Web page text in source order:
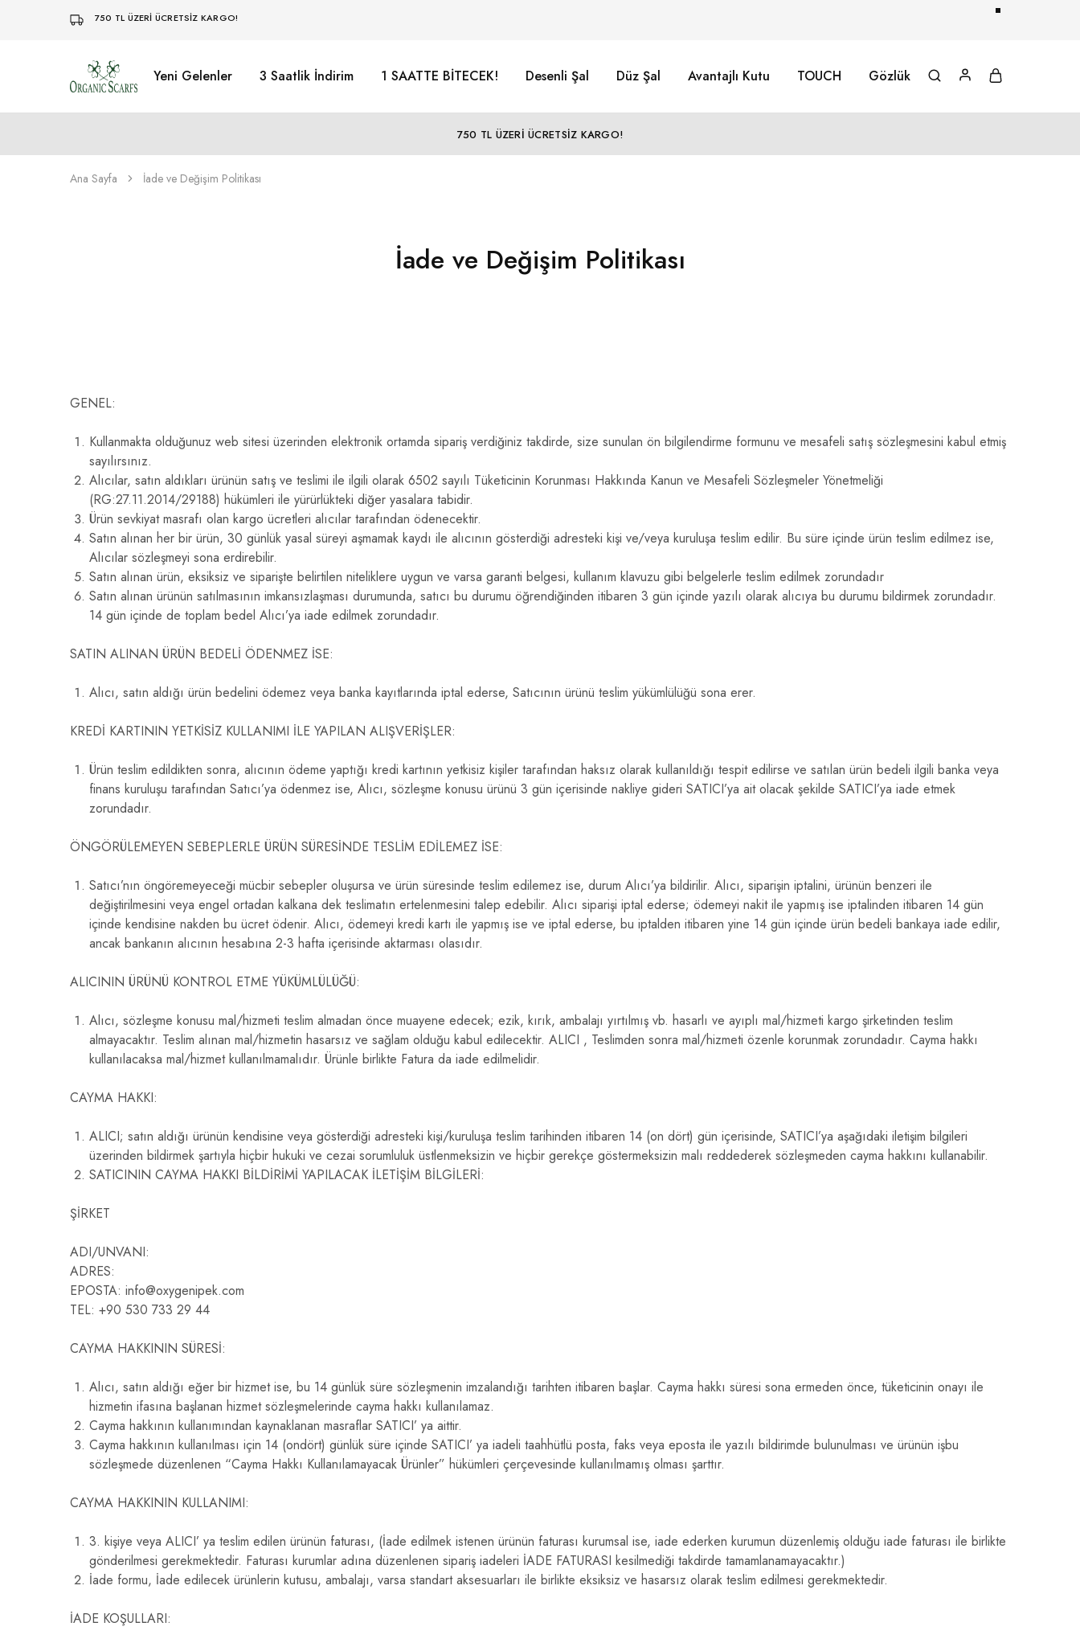
750 TL ÜZERİ ÜCRETSİZ KARGO!
Organikscarf Yeni Gelenler 3 Saatlik İndirim 1 SAATTE BİTECEK! Desenli Şal Düz Şal Avantajlı Kutu TOUCH Gözlük
750 TL ÜZERİ ÜCRETSİZ KARGO!
Ana Sayfa İade ve Değişim Politikası
İade ve Değişim Politikası
GENEL:
Kullanmakta olduğunuz web sitesi üzerinden elektronik ortamda sipariş verdiğiniz takdirde, size sunulan ön bilgilendirme formunu ve mesafeli satış sözleşmesini kabul etmiş
sayılırsınız.
Alıcılar, satın aldıkları ürünün satış ve teslimi ile ilgili olarak 6502 sayılı Tüketicinin Korunması Hakkında Kanun ve Mesafeli Sözleşmeler Yönetmeliği
(RG:27.11.2014/29188) hükümleri ile yürürlükteki diğer yasalara tabidir.
Ürün sevkiyat masrafı olan kargo ücretleri alıcılar tarafından ödenecektir.
Satın alınan her bir ürün, 30 günlük yasal süreyi aşmamak kaydı ile alıcının gösterdiği adresteki kişi ve/veya kuruluşa teslim edilir. Bu süre içinde ürün teslim edilmez ise,
Alıcılar sözleşmeyi sona erdirebilir.
Satın alınan ürün, eksiksiz ve siparişte belirtilen niteliklere uygun ve varsa garanti belgesi, kullanım klavuzu gibi belgelerle teslim edilmek zorundadır
Satın alınan ürünün satılmasının imkansızlaşması durumunda, satıcı bu durumu öğrendiğinden itibaren 3 gün içinde yazılı olarak alıcıya bu durumu bildirmek zorundadır.
14 gün içinde de toplam bedel Alıcı’ya iade edilmek zorundadır.
SATIN ALINAN ÜRÜN BEDELİ ÖDENMEZ İSE:
Alıcı, satın aldığı ürün bedelini ödemez veya banka kayıtlarında iptal ederse, Satıcının ürünü teslim yükümlülüğü sona erer.
KREDİ KARTININ YETKİSİZ KULLANIMI İLE YAPILAN ALIŞVERİŞLER:
Ürün teslim edildikten sonra, alıcının ödeme yaptığı kredi kartının yetkisiz kişiler tarafından haksız olarak kullanıldığı tespit edilirse ve satılan ürün bedeli ilgili banka veya
finans kuruluşu tarafından Satıcı’ya ödenmez ise, Alıcı, sözleşme konusu ürünü 3 gün içerisinde nakliye gideri SATICI’ya ait olacak şekilde SATICI’ya iade etmek
zorundadır.
ÖNGÖRÜLEMEYEN SEBEPLERLE ÜRÜN SÜRESİNDE TESLİM EDİLEMEZ İSE:
Satıcı’nın öngöremeyeceği mücbir sebepler oluşursa ve ürün süresinde teslim edilemez ise, durum Alıcı’ya bildirilir. Alıcı, siparişin iptalini, ürünün benzeri ile
değiştirilmesini veya engel ortadan kalkana dek teslimatın ertelenmesini talep edebilir. Alıcı siparişi iptal ederse; ödemeyi nakit ile yapmış ise iptalinden itibaren 14 gün
içinde kendisine nakden bu ücret ödenir. Alıcı, ödemeyi kredi kartı ile yapmış ise ve iptal ederse, bu iptalden itibaren yine 14 gün içinde ürün bedeli bankaya iade edilir,
ancak bankanın alıcının hesabına 2-3 hafta içerisinde aktarması olasıdır.
ALICININ ÜRÜNÜ KONTROL ETME YÜKÜMLÜLÜĞÜ:
Alıcı, sözleşme konusu mal/hizmeti teslim almadan önce muayene edecek; ezik, kırık, ambalajı yırtılmış vb. hasarlı ve ayıplı mal/hizmeti kargo şirketinden teslim
almayacaktır. Teslim alınan mal/hizmetin hasarsız ve sağlam olduğu kabul edilecektir. ALICI , Teslimden sonra mal/hizmeti özenle korunmak zorundadır. Cayma hakkı
kullanılacaksa mal/hizmet kullanılmamalıdır. Ürünle birlikte Fatura da iade edilmelidir.
CAYMA HAKKI:
ALICI; satın aldığı ürünün kendisine veya gösterdiği adresteki kişi/kuruluşa teslim tarihinden itibaren 14 (on dört) gün içerisinde, SATICI’ya aşağıdaki iletişim bilgileri
üzerinden bildirmek şartıyla hiçbir hukuki ve cezai sorumluluk üstlenmeksizin ve hiçbir gerekçe göstermeksizin malı reddederek sözleşmeden cayma hakkını kullanabilir.
SATICININ CAYMA HAKKI BİLDİRİMİ YAPILACAK İLETİŞİM BİLGİLERİ:
ŞİRKET
ADI/UNVANI:
ADRES:
EPOSTA: info@oxygenipek.com
TEL: +90 530 733 29 44
CAYMA HAKKININ SÜRESİ:
Alıcı, satın aldığı eğer bir hizmet ise, bu 14 günlük süre sözleşmenin imzalandığı tarihten itibaren başlar. Cayma hakkı süresi sona ermeden önce, tüketicinin onayı ile
hizmetin ifasına başlanan hizmet sözleşmelerinde cayma hakkı kullanılamaz.
Cayma hakkının kullanımından kaynaklanan masraflar SATICI’ ya aittir.
Cayma hakkının kullanılması için 14 (ondört) günlük süre içinde SATICI’ ya iadeli taahhütlü posta, faks veya eposta ile yazılı bildirimde bulunulması ve ürünün işbu
sözleşmede düzenlenen “Cayma Hakkı Kullanılamayacak Ürünler” hükümleri çerçevesinde kullanılmamış olması şarttır.
CAYMA HAKKININ KULLANIMI:
3. kişiye veya ALICI’ ya teslim edilen ürünün faturası, (İade edilmek istenen ürünün faturası kurumsal ise, iade ederken kurumun düzenlemiş olduğu iade faturası ile birlikte
gönderilmesi gerekmektedir. Faturası kurumlar adına düzenlenen sipariş iadeleri İADE FATURASI kesilmediği takdirde tamamlanamayacaktır.)
İade formu, İade edilecek ürünlerin kutusu, ambalajı, varsa standart aksesuarları ile birlikte eksiksiz ve hasarsız olarak teslim edilmesi gerekmektedir.
İADE KOŞULLARI: